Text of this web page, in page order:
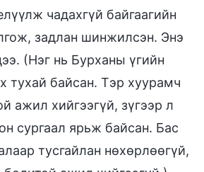
чадахгүй байгаагийн
задлан шинжилсэн. Энэ
(Нэг нь Бурханы үгийн
тухай байсан. Тэр хуурамч
ажил хийгээгүй, зүгээр л
сургаал ярьж байсан. Бас
тусгайлан нөхөрлөөгүй,